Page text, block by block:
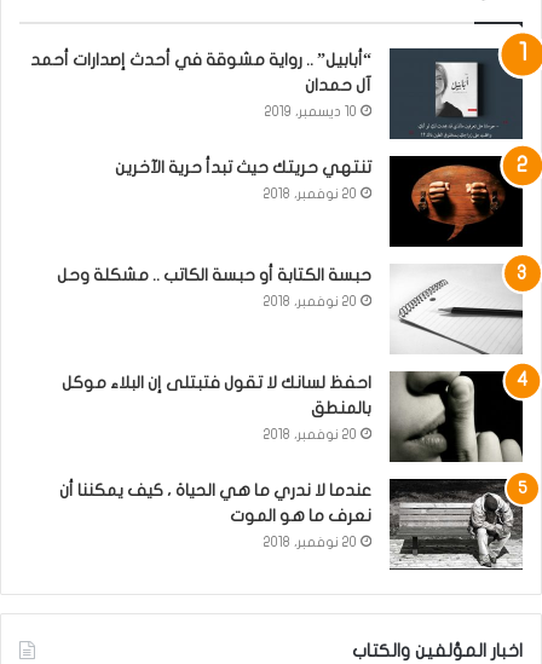
“أبابيل” .. رواية مشوقة في أحدث إصدارات أحمد
آل حمدان
10 ديسمبر، 2019
تنتهي حريتك حيث تبدأ حرية الآخرين
20 نوفمبر، 2018
حبسة الكتابة أو حبسة الكاتب .. مشكلة وحل
20 نوفمبر، 2018
احفظ لسانك لا تقول فتبتلى إن البلاء موكل
بالمنطق
20 نوفمبر، 2018
عندما لا ندري ما هي الحياة ، كيف يمكننا أن
نعرف ما هو الموت
20 نوفمبر، 2018
اخبار المؤلفين والكتاب